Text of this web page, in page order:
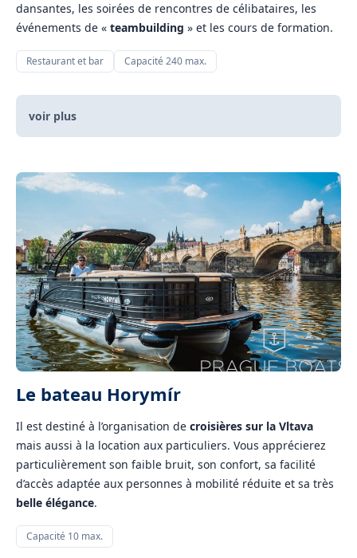
dansantes, les soirées de rencontres de célibataires, les
événements de « teambuilding » et les cours de formation.
Restaurant et bar Capacité 240 max.
voir plus
Le bateau Horymír
Il est destiné à l’organisation de croisières sur la Vltava
mais aussi à la location aux particuliers. Vous apprécierez
particulièrement son faible bruit, son confort, sa facilité
d’accès adaptée aux personnes à mobilité réduite et sa très
belle élégance.
Capacité 10 max.